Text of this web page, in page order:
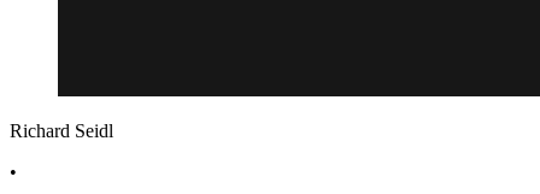
Richard Seidl
•